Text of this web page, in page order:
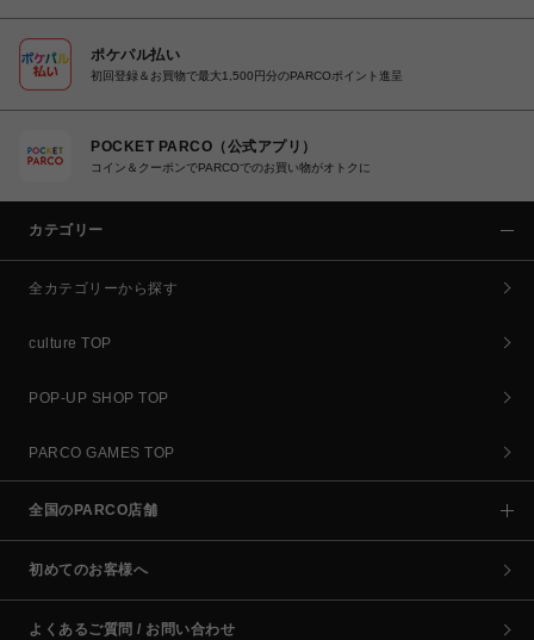
ポケパル払い
初回登録＆お買物で最大1,500円分のPARCOポイント進呈
POCKET PARCO（公式アプリ）
コイン＆クーポンでPARCOでのお買い物がオトクに
カテゴリー
全カテゴリーから探す
culture TOP
POP-UP SHOP TOP
PARCO GAMES TOP
全国のPARCO店舗
初めてのお客様へ
よくあるご質問 / お問い合わせ